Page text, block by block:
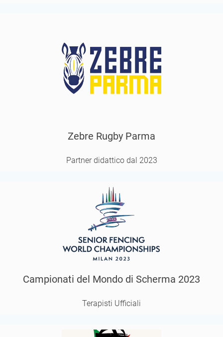
Zebre Rugby Parma
Partner didattico dal 2023
Campionati del Mondo di Scherma 2023
Terapisti Ufficiali